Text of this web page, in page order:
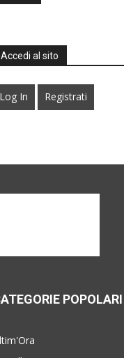
Accedi al sito
Log In Registrati
POPOLARI